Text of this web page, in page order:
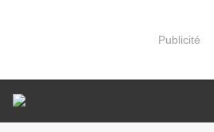
Publicité